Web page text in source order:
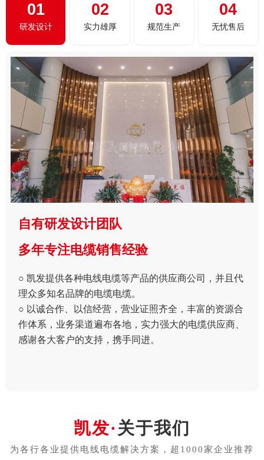
01
研发设计
02
实力雄厚
03
规范生产
04
无忧售后
自有研发设计团队
多年专注电缆销售经验
○ 凯发提供各种电线电缆等产品的供应商公司，并且代
理众多知名品牌的电缆电缆。
○ 以诚合作、以信经营，营业证照齐全，丰富的资源合
作体系，业务渠道遍布各地，实力强大的电缆供应商、
感谢各大客户的支持，携手同进。
关于我们